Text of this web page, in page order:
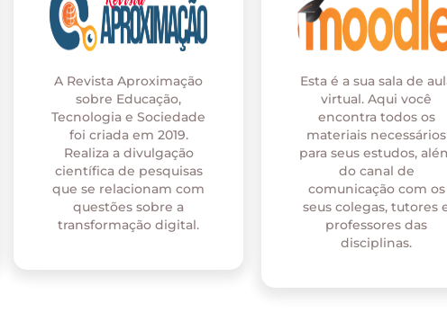
A Revista Aproximação
sobre Educação,
Tecnologia e Sociedade
foi criada em 2019.
Realiza a divulgação
científica de pesquisas
que se relacionam com
questões sobre a
transformação digital.
Esta é a sua sala de
virtual. Aqui você
encontra todos os
materiais necessários
para seus estudos,
do canal de
comunicação com os
seus colegas, tutores
professores das
disciplinas.